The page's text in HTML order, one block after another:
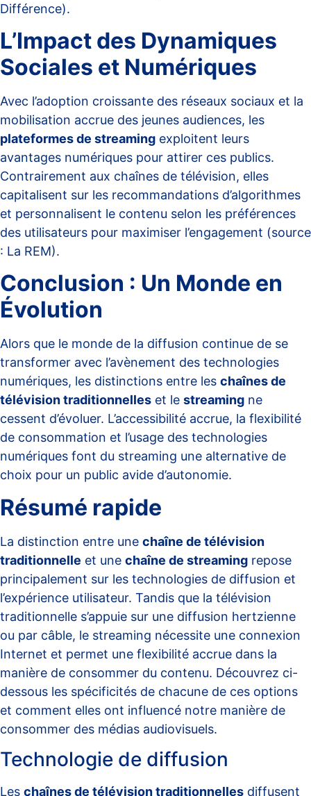
Différence).
L’Impact des Dynamiques
Sociales et Numériques
Avec l’adoption croissante des réseaux sociaux et la
mobilisation accrue des jeunes audiences, les
plateformes de streaming exploitent leurs
avantages numériques pour attirer ces publics.
Contrairement aux chaînes de télévision, elles
capitalisent sur les recommandations d’algorithmes
et personnalisent le contenu selon les préférences
des utilisateurs pour maximiser l’engagement (source
: La REM).
Conclusion : Un Monde en
Évolution
Alors que le monde de la diffusion continue de se
transformer avec l’avènement des technologies
numériques, les distinctions entre les chaînes de
télévision traditionnelles et le streaming ne
cessent d’évoluer. L’accessibilité accrue, la flexibilité
de consommation et l’usage des technologies
numériques font du streaming une alternative de
choix pour un public avide d’autonomie.
Résumé rapide
La distinction entre une chaîne de télévision
traditionnelle et une chaîne de streaming repose
principalement sur les technologies de diffusion et
l’expérience utilisateur. Tandis que la télévision
traditionnelle s’appuie sur une diffusion hertzienne
ou par câble, le streaming nécessite une connexion
Internet et permet une flexibilité accrue dans la
manière de consommer du contenu. Découvrez ci-
dessous les spécificités de chacune de ces options
et comment elles ont influencé notre manière de
consommer des médias audiovisuels.
Technologie de diffusion
Les chaînes de télévision traditionnelles diffusent